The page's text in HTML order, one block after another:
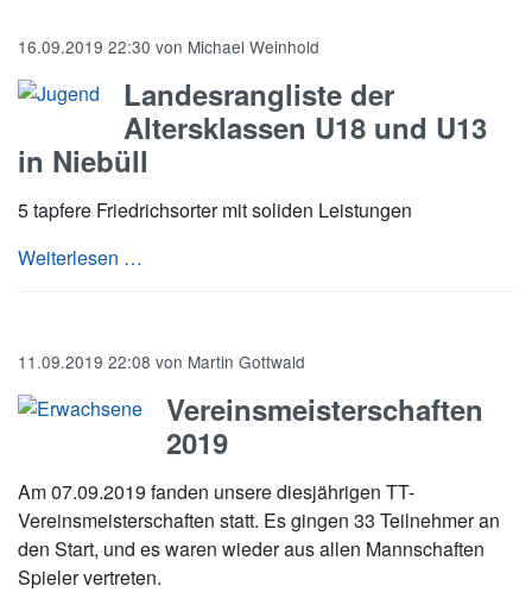
16.09.2019 22:30 von Michael Weinhold
Landesrangliste der
Altersklassen U18 und U13
in Niebüll
5 tapfere Friedrichsorter mit soliden Leistungen
Weiterlesen …
11.09.2019 22:08 von Martin Gottwald
Vereinsmeisterschaften
2019
Am 07.09.2019 fanden unsere diesjährigen TT-
Vereinsmeisterschaften statt. Es gingen 33 Teilnehmer an
den Start, und es waren wieder aus allen Mannschaften
Spieler vertreten.